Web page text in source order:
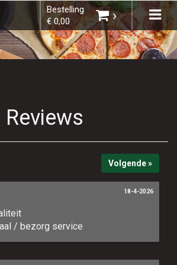
×
Bestelling
€ 0,00
›
Kies een vestiging
geen producten in uw
Totaal:
Reviews
Volgende »
/ bezorg service
18-4-2026